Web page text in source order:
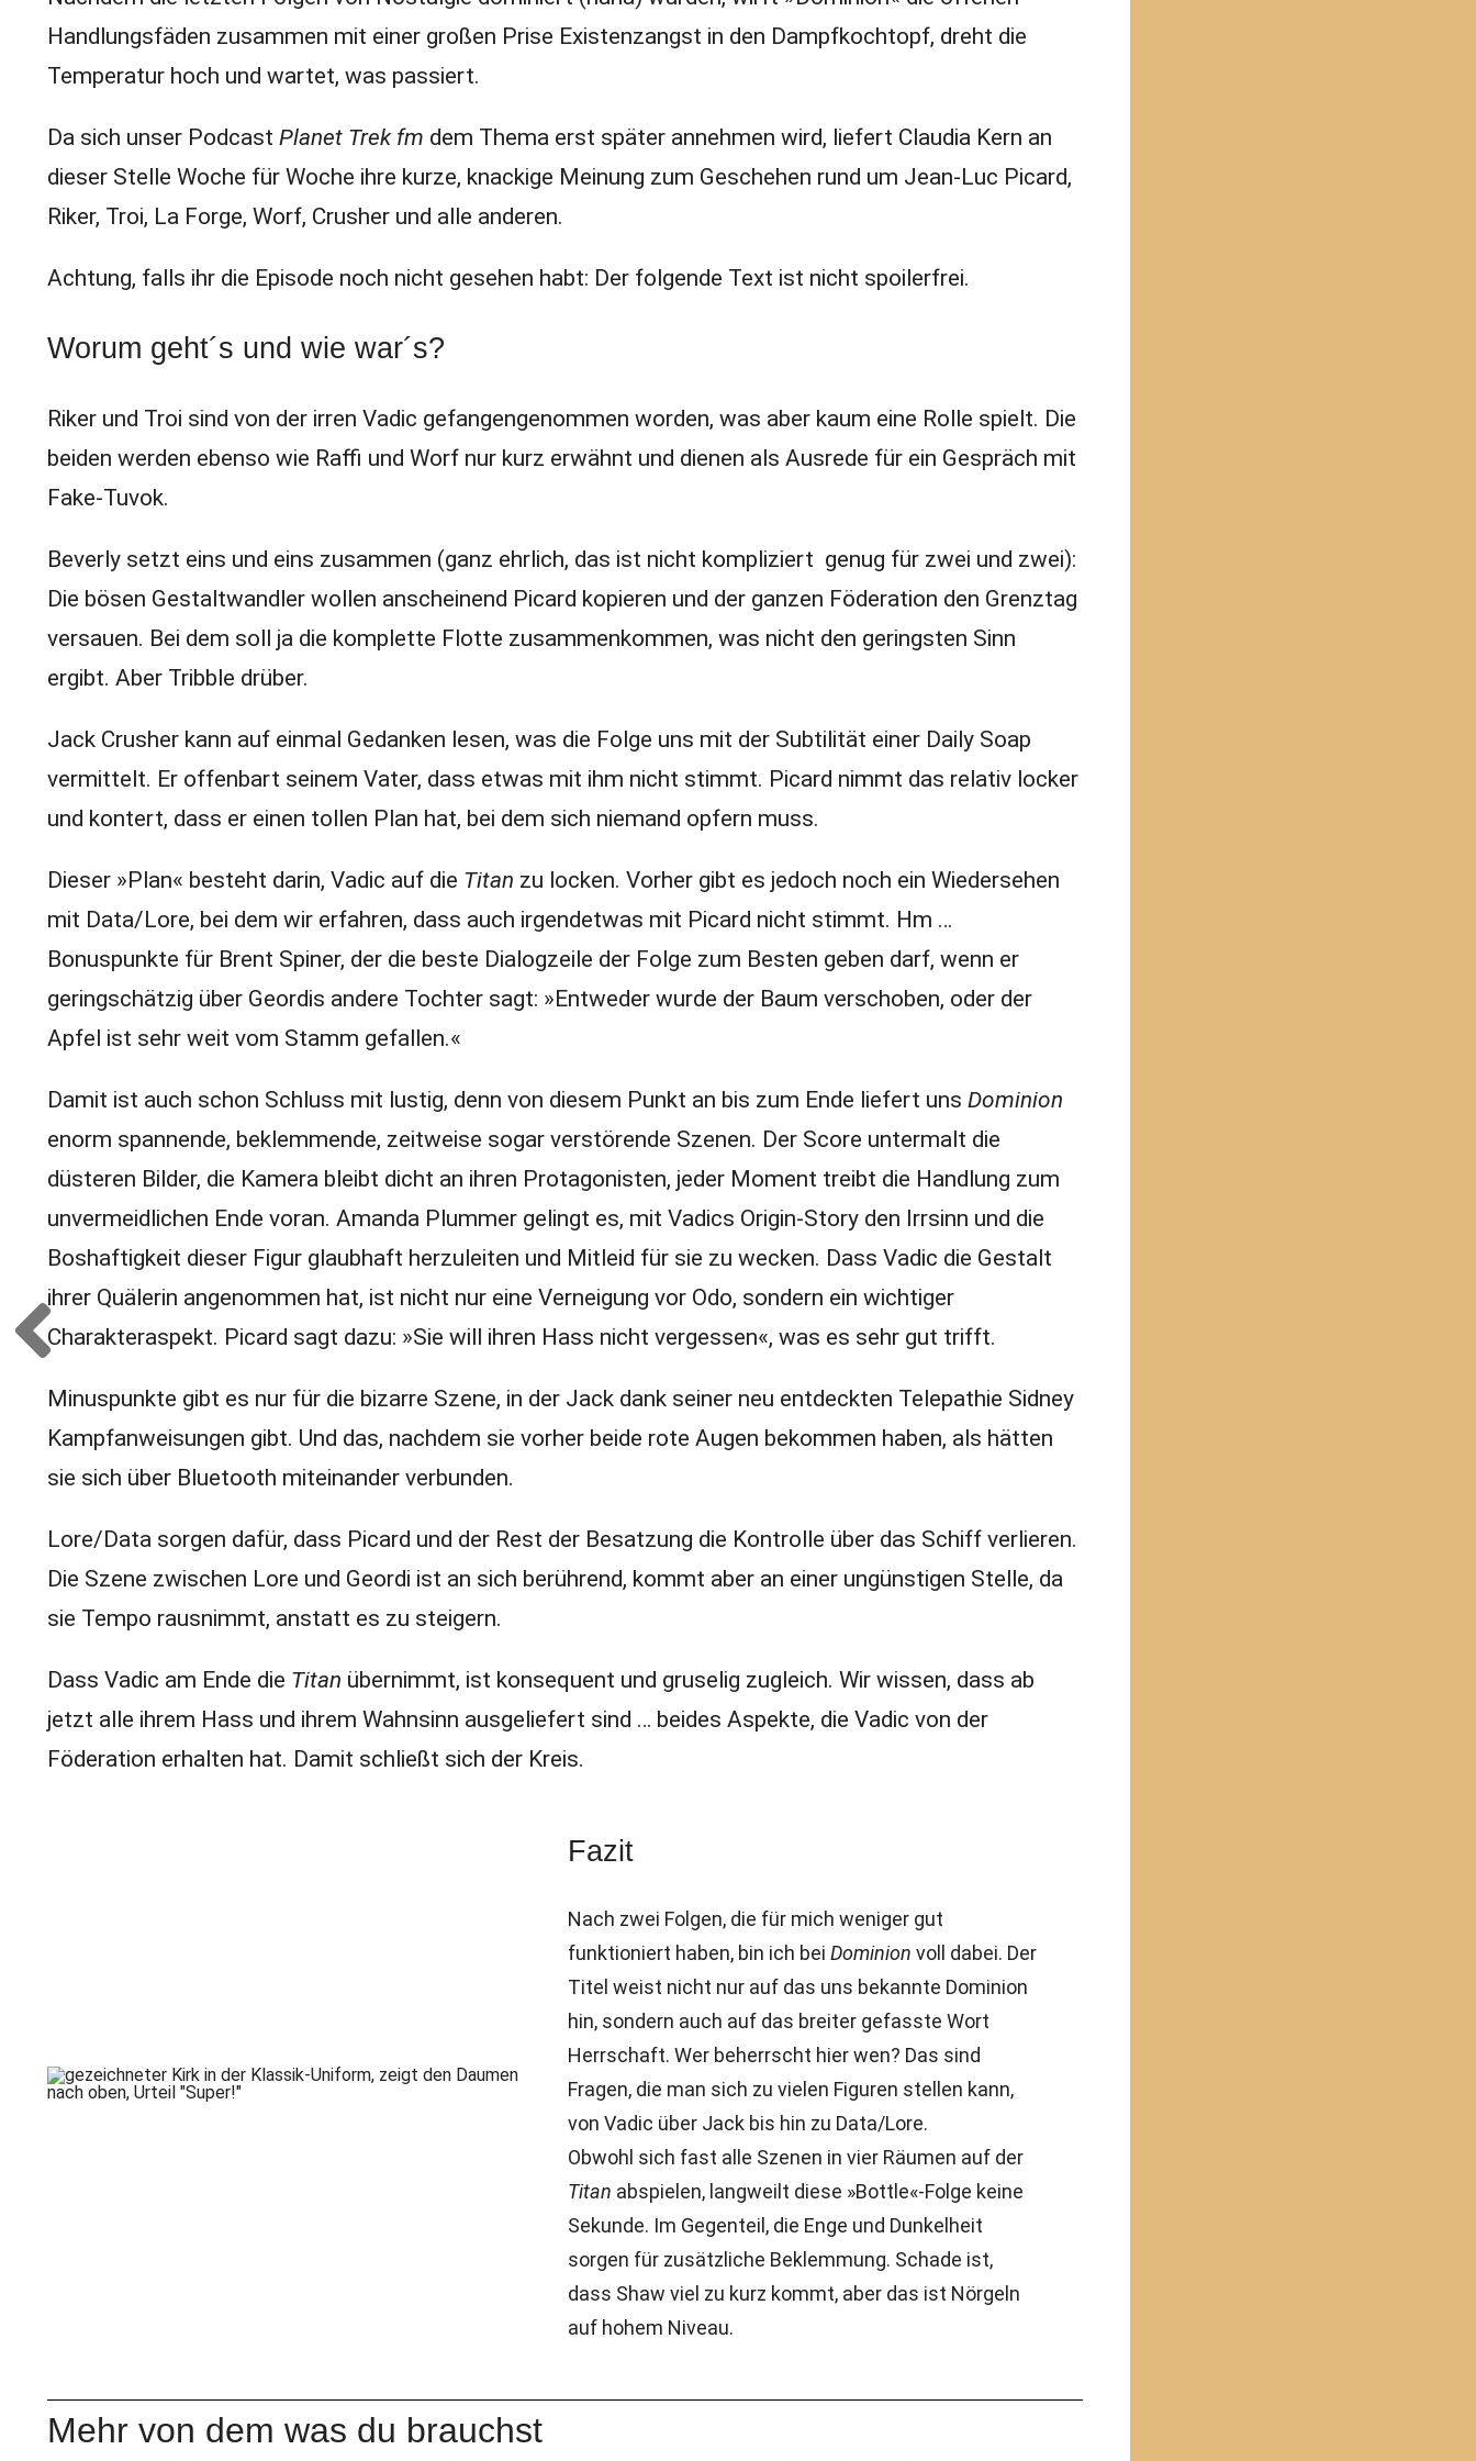
Handlungsfäden zusammen mit einer großen Prise Existenzangst in den Dampfkochtopf, dreht die
Temperatur hoch und wartet, was passiert.
Da sich unser Podcast Planet Trek fm dem Thema erst später annehmen wird, liefert Claudia Kern an
dieser Stelle Woche für Woche ihre kurze, knackige Meinung zum Geschehen rund um Jean-Luc Picard,
Riker, Troi, La Forge, Worf, Crusher und alle anderen.
Achtung, falls ihr die Episode noch nicht gesehen habt: Der folgende Text ist nicht spoilerfrei.
Worum geht´s und wie war´s?
Riker und Troi sind von der irren Vadic gefangengenommen worden, was aber kaum eine Rolle spielt. Die
beiden werden ebenso wie Raffi und Worf nur kurz erwähnt und dienen als Ausrede für ein Gespräch mit
Fake-Tuvok.
Beverly setzt eins und eins zusammen (ganz ehrlich, das ist nicht kompliziert genug für zwei und zwei):
Die bösen Gestaltwandler wollen anscheinend Picard kopieren und der ganzen Föderation den Grenztag
versauen. Bei dem soll ja die komplette Flotte zusammenkommen, was nicht den geringsten Sinn
ergibt. Aber Tribble drüber.
Jack Crusher kann auf einmal Gedanken lesen, was die Folge uns mit der Subtilität einer Daily Soap
vermittelt. Er offenbart seinem Vater, dass etwas mit ihm nicht stimmt. Picard nimmt das relativ locker
und kontert, dass er einen tollen Plan hat, bei dem sich niemand opfern muss.
Dieser »Plan« besteht darin, Vadic auf die Titan zu locken. Vorher gibt es jedoch noch ein Wiedersehen
mit Data/Lore, bei dem wir erfahren, dass auch irgendetwas mit Picard nicht stimmt. Hm …
Bonuspunkte für Brent Spiner, der die beste Dialogzeile der Folge zum Besten geben darf, wenn er
geringschätzig über Geordis andere Tochter sagt: »Entweder wurde der Baum verschoben, oder der
Apfel ist sehr weit vom Stamm gefallen.«
Damit ist auch schon Schluss mit lustig, denn von diesem Punkt an bis zum Ende liefert uns Dominion
enorm spannende, beklemmende, zeitweise sogar verstörende Szenen. Der Score untermalt die
düsteren Bilder, die Kamera bleibt dicht an ihren Protagonisten, jeder Moment treibt die Handlung zum
unvermeidlichen Ende voran. Amanda Plummer gelingt es, mit Vadics Origin-Story den Irrsinn und die
Boshaftigkeit dieser Figur glaubhaft herzuleiten und Mitleid für sie zu wecken. Dass Vadic die Gestalt
ihrer Quälerin angenommen hat, ist nicht nur eine Verneigung vor Odo, sondern ein wichtiger
Charakteraspekt. Picard sagt dazu: »Sie will ihren Hass nicht vergessen«, was es sehr gut trifft.
Minuspunkte gibt es nur für die bizarre Szene, in der Jack dank seiner neu entdeckten Telepathie Sidney
Kampfanweisungen gibt. Und das, nachdem sie vorher beide rote Augen bekommen haben, als hätten
sie sich über Bluetooth miteinander verbunden.
Lore/Data sorgen dafür, dass Picard und der Rest der Besatzung die Kontrolle über das Schiff verlieren.
Die Szene zwischen Lore und Geordi ist an sich berührend, kommt aber an einer ungünstigen Stelle, da
sie Tempo rausnimmt, anstatt es zu steigern.
Dass Vadic am Ende die Titan übernimmt, ist konsequent und gruselig zugleich. Wir wissen, dass ab
jetzt alle ihrem Hass und ihrem Wahnsinn ausgeliefert sind … beides Aspekte, die Vadic von der
Föderation erhalten hat. Damit schließt sich der Kreis.
Fazit
Nach zwei Folgen, die für mich weniger gut
funktioniert haben, bin ich beiDominion voll dabei. Der
Titel weist nicht nur auf das uns bekannte Dominion
hin, sondern auch auf das breiter gefasste Wort
Herrschaft. Wer beherrscht hier wen? Das sind
Fragen, die man sich zu vielen Figuren stellen kann,
von Vadic über Jack bis hin zu Data/Lore.
Obwohl sich fast alle Szenen in vier Räumen auf der
Titan abspielen, langweilt diese »Bottle«-Folge keine
Sekunde. Im Gegenteil, die Enge und Dunkelheit
sorgen für zusätzliche Beklemmung. Schade ist,
dass Shaw viel zu kurz kommt, aber das ist Nörgeln
auf hohem Niveau.
Mehr von dem was du brauchst